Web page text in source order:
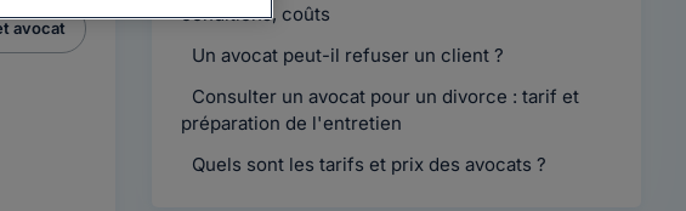
avocat
conditions, coûts
Un avocat peut-il refuser un client ?
Consulter un avocat pour un divorce : tarif et
préparation de l'entretien
Quels sont les tarifs et prix des avocats ?